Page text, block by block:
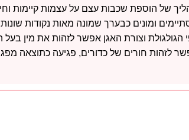
של הוספת שכבות עצם על עצמות קיימות
ומונים כבערך שמונה מאות נקודות
הגולגולת וצורת האגן אפשר לזהות את מין
לזהות חורים של כדורים, פגיעה כתוצאה